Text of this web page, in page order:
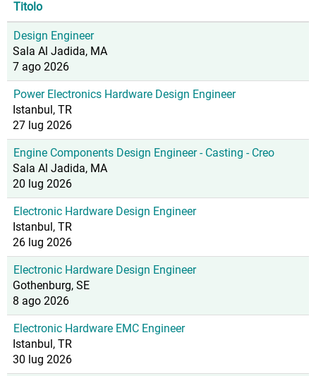
Titolo
Design Engineer
Sala Al Jadida, MA
7 ago 2026
Power Electronics Hardware Design Engineer
Istanbul, TR
27 lug 2026
Engine Components Design Engineer - Casting - Creo
Sala Al Jadida, MA
20 lug 2026
Electronic Hardware Design Engineer
Istanbul, TR
26 lug 2026
Electronic Hardware Design Engineer
Gothenburg, SE
8 ago 2026
Electronic Hardware EMC Engineer
Istanbul, TR
30 lug 2026